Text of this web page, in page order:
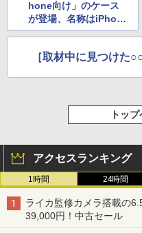
hone向け」のケース
が登場、名称はiPhon
e 8？
［取材中に見つけた
トッ
アクセスランキング
1時間 24時間
ライカ監修カメラ搭載の
39,000円！中古セール